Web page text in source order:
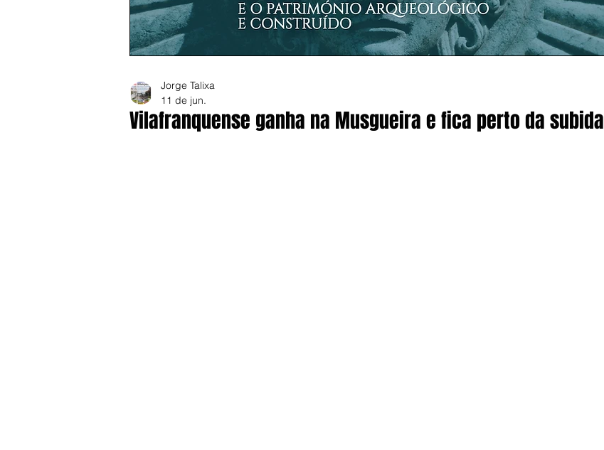
Vilafranquense ganha na Musgueira e fica perto da subida
Jorge Talixa
11 de jun.